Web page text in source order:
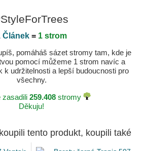
Článek = 1 strom
pomáháš sázet stromy tam, kde je
pomocí můžeme 1 strom navíc a
k udržitelnosti a lepší budoucnosti pro
všechny.
zasadili 259.408stromy
Děkuju!
tento produkt, koupili také